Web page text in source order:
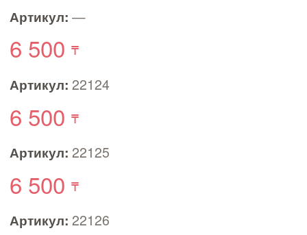
Артикул: —
6 500
Артикул: 22124
6 500
Артикул: 22125
6 500
Артикул: 22126